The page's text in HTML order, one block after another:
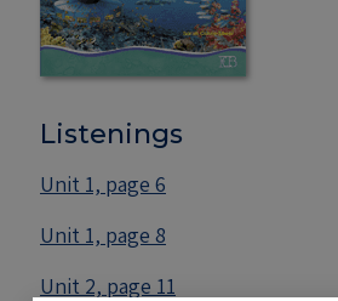
Listenings
Unit 1, page 6
Unit 1, page 8
Unit 2, page 11